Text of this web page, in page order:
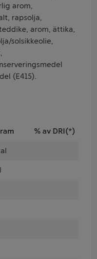
arom,
rapsolja,
arom, ättika,
solsikkeolie,
(E415).
% av DRI(*)